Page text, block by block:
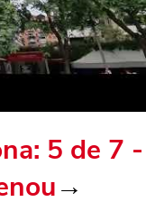
5 de 7 -
→